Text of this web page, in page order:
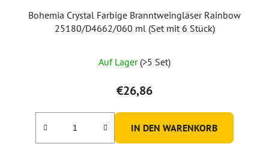
Bohemia Crystal Farbige Branntweingläser Rainbow
25180/D4662/060 ml (Set mit 6 Stück)
Auf Lager (>5 Set)
€26,86
IN DEN WARENKORB